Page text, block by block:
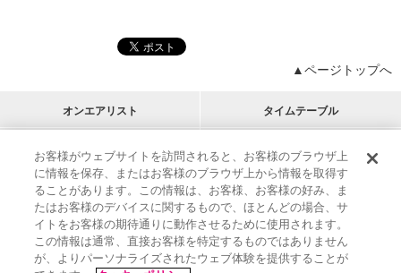
▲ページトップへ
オンエアリスト タイムテーブル
プログラムリスト チャート
アーティストリスト
M-ON!
RECOMMEND
リクエスト
インフォメーション | プレゼント&ご招待
MUSIC ON! TV（エムオン!）とは？ | サポート
サイト案内
| エムオン!友の会 | クッキーの詳細
お客様がウェブサイトを訪問されると、お客様のブラウザ上
に情報を保存、またはお客様のブラウザ上から情報を取得す
ることがあります。この情報は、お客様、お客様の好み、ま
たはお客様のデバイスに関するもので、ほとんどの場合、サ
イトをお客様の期待通りに動作させるために使用されます。
この情報は通常、直接お客様を特定するものではありません
が、よりパーソナライズされたウェブ体験を提供することが